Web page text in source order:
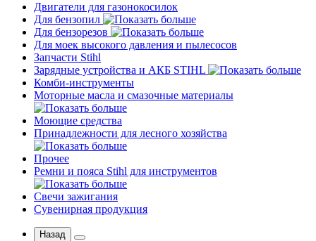
Двигатели для газонокосилок
Для бензопил
Для бензорезов
Для моек высокого давления и пылесосов
Запчасти Stihl
Зарядные устройства и АКБ STIHL
Комби-инструменты
Моторные масла и смазочные материалы
Моющие средства
Принадлежности для лесного хозяйства
Прочее
Ремни и пояса Stihl для инструментов
Свечи зажигания
Сувенирная продукция
Назад